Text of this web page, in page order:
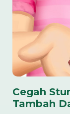
Cegah
Tambah